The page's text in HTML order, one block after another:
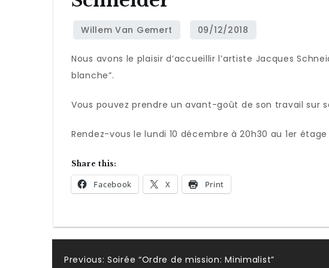
Nous avons le plaisir d’accueillir l’artiste Jacques
blanche”.
Vous pouvez prendre un avant-goût de son travail sur
Rendez-vous le lundi 10 décembre à 20h30 au 1er
Share this:
Facebook X Print
Previous: Soirée “Ordre de mission: Minimalist”